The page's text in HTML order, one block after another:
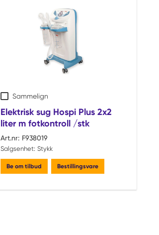
Sammelign
Elektrisk sug Hospi Plus 2x2
liter m fotkontroll /stk
Art.nr: F938019
Salgsenhet: Stykk
Be om tilbud Bestillingsvare